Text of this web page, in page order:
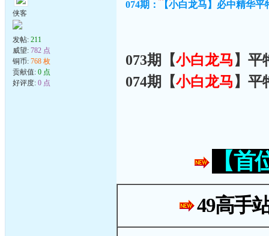
侠客
发帖: 211
威望: 782 点
铜币: 768 枚
贡献值: 0 点
好评度: 0 点
074期：【小白龙马】必中精华
073期【小白龙马 】平
074期【小白龙马 】平
【
49高手